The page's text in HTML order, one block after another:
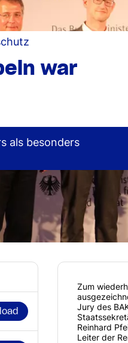
war
als besonders
Zum
Jury des
Reinhard
Leiter der